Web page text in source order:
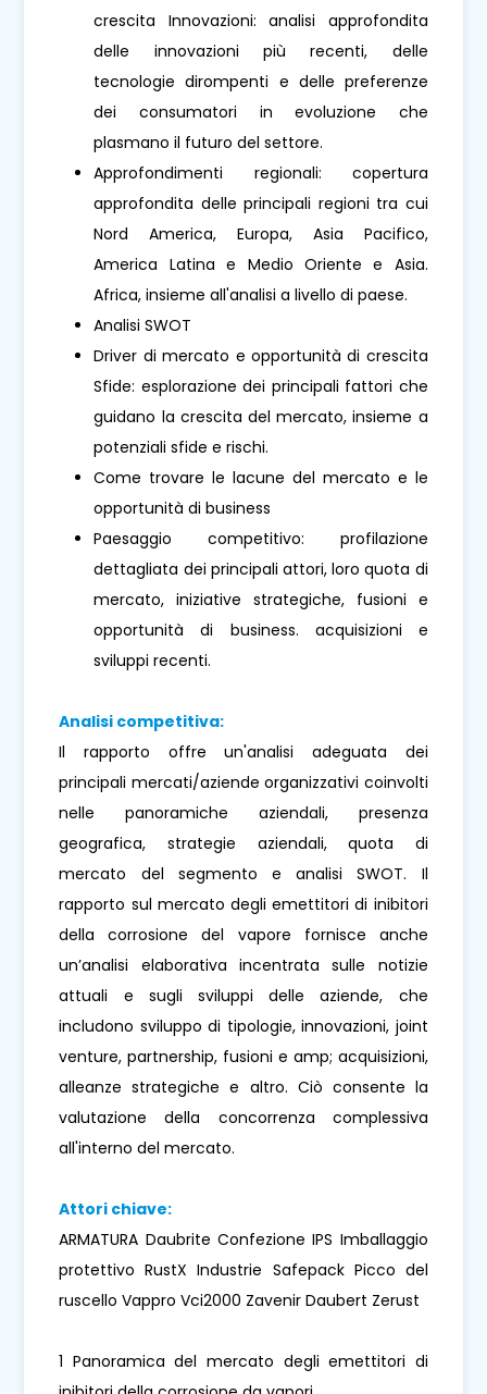
crescita Innovazioni: analisi approfondita
delle innovazioni più recenti, delle
tecnologie dirompenti e delle preferenze
dei consumatori in evoluzione che
plasmano il futuro del settore.
Approfondimenti regionali: copertura
approfondita delle principali regioni tra cui
Nord America, Europa, Asia Pacifico,
America Latina e Medio Oriente e Asia.
Africa, insieme all'analisi a livello di paese.
Analisi SWOT
Driver di mercato e opportunità di crescita
Sfide: esplorazione dei principali fattori che
guidano la crescita del mercato, insieme a
potenziali sfide e rischi.
Come trovare le lacune del mercato e le
opportunità di business
Paesaggio competitivo: profilazione
dettagliata dei principali attori, loro quota di
mercato, iniziative strategiche, fusioni e
opportunità di business. acquisizioni e
sviluppi recenti.
Analisi competitiva:
Il rapporto offre un'analisi adeguata dei
principali mercati/aziende organizzativi coinvolti
nelle panoramiche aziendali, presenza
geografica, strategie aziendali, quota di
mercato del segmento e analisi SWOT. Il
rapporto sul mercato degli emettitori di inibitori
della corrosione del vapore fornisce anche
un’analisi elaborativa incentrata sulle notizie
attuali e sugli sviluppi delle aziende, che
includono sviluppo di tipologie, innovazioni, joint
venture, partnership, fusioni e amp; acquisizioni,
alleanze strategiche e altro. Ciò consente la
valutazione della concorrenza complessiva
all'interno del mercato.
Attori chiave:
ARMATURA Daubrite Confezione IPS Imballaggio
protettivo RustX Industrie Safepack Picco del
ruscello Vappro Vci2000 Zavenir Daubert Zerust
1 Panoramica del mercato degli emettitori di